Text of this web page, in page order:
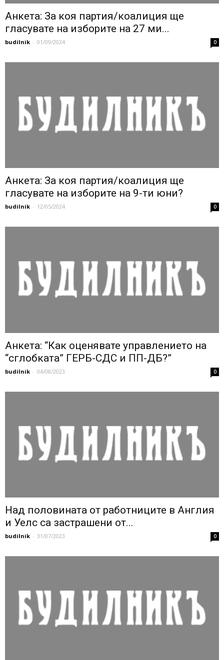
Анкета: За коя партия/коалиция ще
гласувате на изборите на 27 ми...
budilnik - 01/09/2024 0
Анкета: За коя партия/коалиция ще
гласувате на изборите на 9-ти юни?
budilnik - 12/05/2024 0
Анкета: “Как оценявате управлението на
“сглобката” ГЕРБ-СДС и ПП-ДБ?”
budilnik - 04/08/2023 0
Над половината от работниците в Англия
и Уелс са застрашени от...
budilnik - 31/07/2023 0